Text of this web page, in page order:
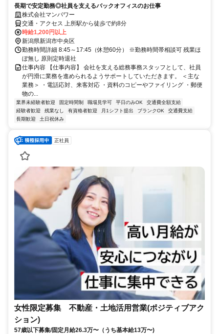
長期で安定勤務◎社員を支えるバックオフィスのお仕事
株式会社マンパワー
交通・アクセス 上所駅から徒歩で約8分
時給1,200円以上
新潟県新潟市中央区
勤務時間詳細 8:45～17:45（休憩60分） ※勤務時間帯相談可 残業ほ
ぼ無し 原則定時退社
仕事内容 【仕事内容】 会社を支える総務事務スタッフとして、社員
が円滑に業務を進められるようサポートしていただきます。 ＜主な
業務＞ ・電話応対、来客対応 ・資料のコピーやファイリング ・郵便
物の...
業界未経験者歓迎 固定時間制 職場見学可 平日のみOK
交通費全額支給
経験者歓迎
残業なし 有資格者歓迎 月1シフト提出 ブランクOK
交通費支給
長期歓迎
土日祝休み
正社員
女性限定募集 不動産・土地活用営業(ポジティブアク
ション)
57歳以下募集/固定月給26.3万〜（うち基本給13万〜)